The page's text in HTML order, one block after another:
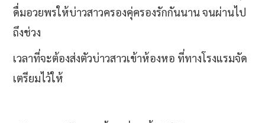
ดื่มอวยพรให้บ่าวสาวครองคุ่ครองรักกันนาน จนผ่านไป
ถึงช่วง
เวลาที่จะต้องส่งตัวบ่าวสาวเข้าห้องหอ ที่ทางโรงแรมจัด
เตรียมไว้ให้